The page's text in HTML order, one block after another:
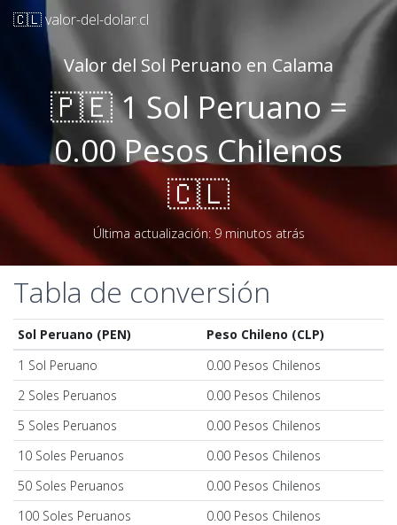
🇨🇱 valor-del-dolar.cl
Valor del Sol Peruano en Calama
🇵🇪 1 Sol Peruano =
0.00 Pesos Chilenos
🇨🇱
Última actualización: 9 minutos atrás
Tabla de conversión
Sol Peruano (PEN)
Peso Chileno (CLP)
1 Sol Peruano
0.00 Pesos Chilenos
2 Soles Peruanos
0.00 Pesos Chilenos
5 Soles Peruanos
0.00 Pesos Chilenos
10 Soles Peruanos
0.00 Pesos Chilenos
50 Soles Peruanos
0.00 Pesos Chilenos
100 Soles Peruanos
0.00 Pesos Chilenos